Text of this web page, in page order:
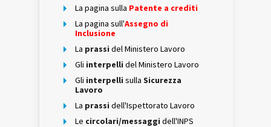
La pagina sulla Patente a crediti
La pagina sull'Assegno di
Inclusione
La prassi del Ministero Lavoro
Gli interpelli del Ministero Lavoro
Gli interpelli sulla Sicurezza
Lavoro
La prassi dell'Ispettorato Lavoro
Le circolari/messaggi dell'INPS